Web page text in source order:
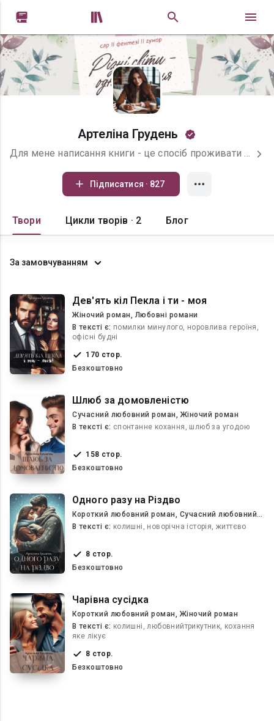
 
Артеліна Грудень
Для мене написання книги - це спосіб проживати тисячі життів. У моїх історіях ви завжди знайдете героїнь із характером і певними принципами та непрості, але справжні почуття. Основний напрямок - це сучасний любовний роман, але в моїй письменницькій скарбниці є і міське фентезі, а також фентезі з різними піджанрами: побутове, гумористичне, романтичне і пригодницьке. Книги з позначкою 18+ зазвичай мають 2-3 романтично-еротичні сцени. Відвертої еротики у мене ви не знайдете. Запрошую всіх у гості. І нагадую, що спілкування з автором, всі новинки, новини, опитування і просто авторські залаштунки у моєму телеграм каналі https://t.me/aretelinabooks
Підписатися · 827
Твори Цикли творів · 2 Блог
За замовчуванням
Дев'ять кіл Пекла і ти - моя
Жіночий роман, Любовні романи
В текcті є: помилки минулого, норовлива героїня,
офісні будні
170 стор.
Безкоштовно
Шлюб за домовленістю
Сучасний любовний роман, Жіночий роман
В текcті є: спонтанне кохання, шлюб за угодою
158 стор.
Безкоштовно
Одного разу на Різдво
Короткий любовний роман, Сучасний любовний
роман
В текcті є: колишні, новорічна історія, життєво
8 стор.
Безкоштовно
Чарівна сусідка
Короткий любовний роман, Жіночий роман
В текcті є: колишні, любовнийтрикутник, кохання
яке лікує
8 стор.
Безкоштовно